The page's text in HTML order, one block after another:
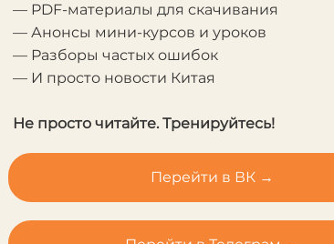
— PDF-материалы для скачивания
— Анонсы мини-курсов и уроков
— Разборы частых ошибок
— И просто новости Китая
Не просто читайте. Тренируйтесь!
Перейти в ВК →